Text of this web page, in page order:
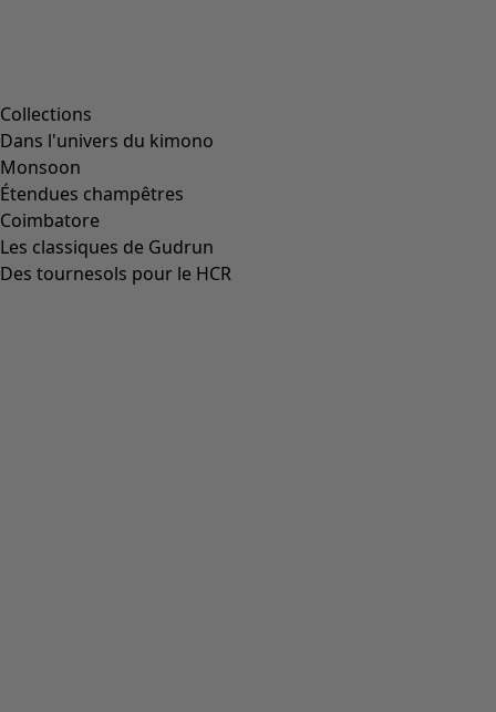
Collections
Dans l'univers du kimono
Monsoon
Étendues champêtres
Coimbatore
Les classiques de Gudrun
Des tournesols pour le HCR